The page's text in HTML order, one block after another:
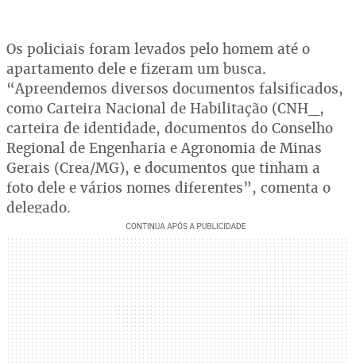
Os policiais foram levados pelo homem até o
apartamento dele e fizeram um busca.
“Apreendemos diversos documentos falsificados,
como Carteira Nacional de Habilitação (CNH_,
carteira de identidade, documentos do Conselho
Regional de Engenharia e Agronomia de Minas
Gerais (Crea/MG), e documentos que tinham a
foto dele e vários nomes diferentes”, comenta o
delegado.